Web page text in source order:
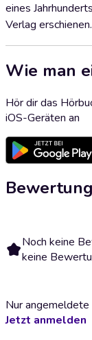
eines
Verlag erschienen.
Wie man
Hör dir das
iOS-Geräten an
Noch keine
keine
Nur
Jetzt anmelden